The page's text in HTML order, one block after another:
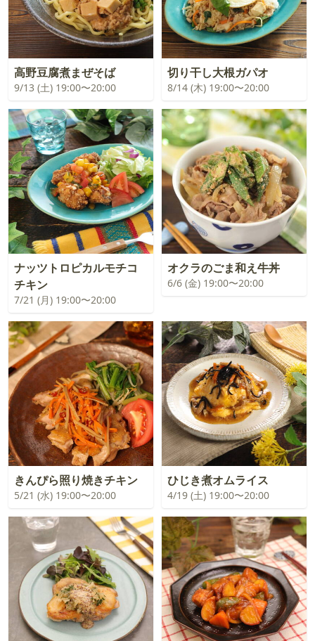
高野豆腐煮まぜそば
9/13 (土) 19:00〜20:00
切り干し大根ガパオ
8/14 (木) 19:00〜20:00
ナッツトロピカルモチコ
チキン
7/21 (月) 19:00〜20:00
オクラのごま和え牛丼
6/6 (金) 19:00〜20:00
きんぴら照り焼きチキン
5/21 (水) 19:00〜20:00
ひじき煮オムライス
4/19 (土) 19:00〜20:00